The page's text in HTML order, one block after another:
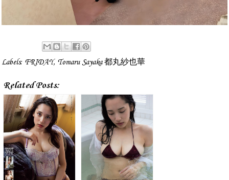
Labels: FRIDAY, Tomaru Sayaka 都丸紗也華
Related Posts: